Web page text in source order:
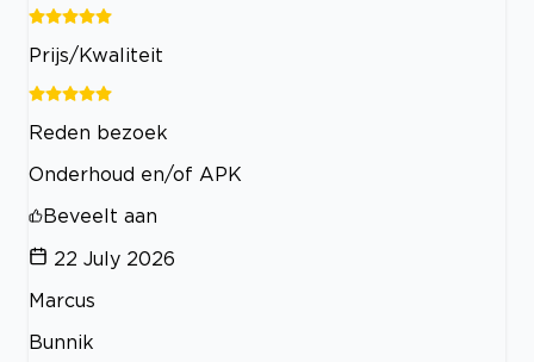
Prijs/Kwaliteit
Reden bezoek
Onderhoud en/of APK
Beveelt aan
22 July 2026
Marcus
Bunnik